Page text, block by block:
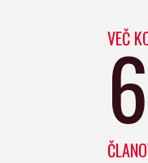
VEČ